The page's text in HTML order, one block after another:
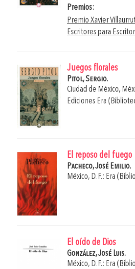
Premios:
Premio Xavier
Escritores para
Juegos florales
Pitol, Sergio.
Ciudad de México,
Ediciones Era
El reposo del fuego
Pacheco, José Emilio.
México, D. F.: Era
El oído de Dios
González, José Luis.
México, D. F.: Era